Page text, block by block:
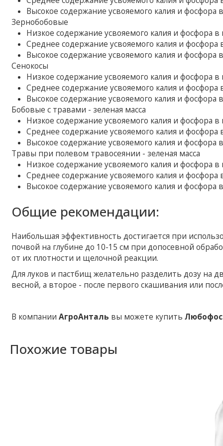
Высокое содержание усвояемого калия и фосфора
Зернобобовые
Низкое содержание усвояемого калия и фосфора в
Среднее содержание усвояемого калия и фосфора
Высокое содержание усвояемого калия и фосфора
Сенокосы
Низкое содержание усвояемого калия и фосфора в
Среднее содержание усвояемого калия и фосфора
Высокое содержание усвояемого калия и фосфора
Бобовые с травами - зеленая масса
Низкое содержание усвояемого калия и фосфора в
Среднее содержание усвояемого калия и фосфора
Высокое содержание усвояемого калия и фосфора
Травы при полевом травосеянии - зеленая масса
Низкое содержание усвояемого калия и фосфора в
Среднее содержание усвояемого калия и фосфора
Высокое содержание усвояемого калия и фосфора
Общие рекомендации:
Наибольшая эффективность достигается при
почвой на глубине до 10-15 см при допосевной
от их плотности и щелочной реакции.
Для луков и пастбищ желательно разделить дозу на
весной, а второе - после первого скашивания или
В компанииАгроАнталь вы можете купитьЛюбофос
Похожие товары